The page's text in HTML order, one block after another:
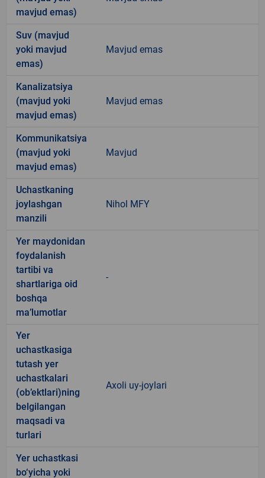
mavjud emas)
Suv (mavjud
yoki mavjud
emas)
Mavjud emas
Kanalizatsiya
(mavjud yoki
mavjud emas)
Mavjud emas
Kommunikatsiya
(mavjud yoki
mavjud emas)
Mavjud
Uchastkaning
joylashgan
manzili
Nihol MFY
Yer maydonidan
foydalanish
tartibi va
shartlariga oid
boshqa
ma’lumotlar
-
Yer
uchastkasiga
tutash yer
uchastkalari
(ob’ektlari)ning
belgilangan
maqsadi va
turlari
Axoli uy-joylari
Yer uchastkasi
bo‘yicha yoki